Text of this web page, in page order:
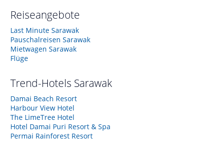
Reiseangebote
Last Minute Sarawak
Pauschalreisen Sarawak
Mietwagen Sarawak
Flüge
Trend-Hotels Sarawak
Damai Beach Resort
Harbour View Hotel
The LimeTree Hotel
Hotel Damai Puri Resort & Spa
Permai Rainforest Resort